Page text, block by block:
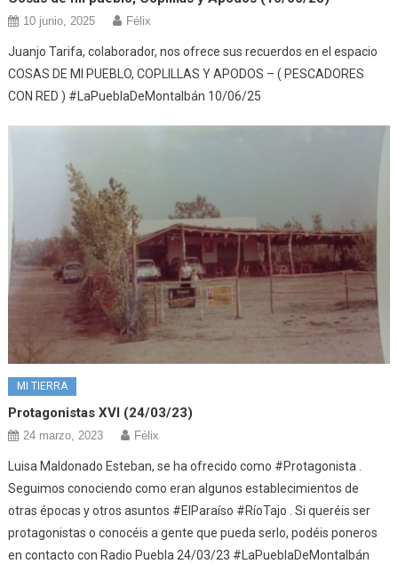
10 junio, 2025 Félix
Juanjo Tarifa, colaborador, nos ofrece sus recuerdos en el espacio
COSAS DE MI PUEBLO, COPLILLAS Y APODOS – ( PESCADORES
CON RED ) #LaPueblaDeMontalbán 10/06/25
MI TIERRA
Protagonistas XVI (24/03/23)
24 marzo, 2023 Félix
Luisa Maldonado Esteban, se ha ofrecido como #Protagonista .
Seguimos conociendo como eran algunos establecimientos de
otras épocas y otros asuntos #ElParaíso #RíoTajo . Si queréis ser
protagonistas o conocéis a gente que pueda serlo, podéis poneros
en contacto con Radio Puebla 24/03/23 #LaPueblaDeMontalbán